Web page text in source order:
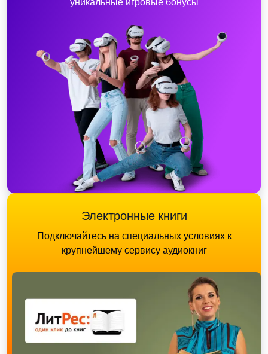
Электронные книги
Подключайтесь на специальных условиях к
крупнейшему сервису аудиокниг